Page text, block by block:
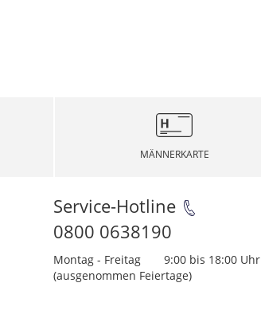
MÄNNERKARTE
Service-Hotline
0800 0638190
Montag - Freitag
9:00 bis 18:00 Uhr
(ausgenommen Feiertage)